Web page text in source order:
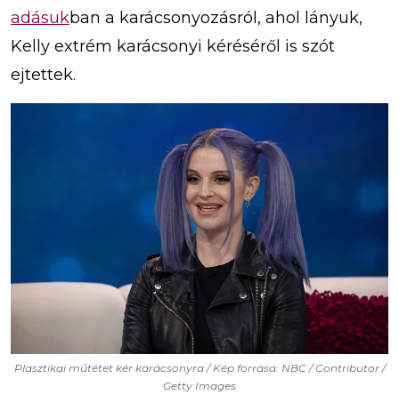
adásukban a karácsonyozásról, ahol lányuk,
Kelly extrém karácsonyi kéréséről is szót
ejtettek.
Plasztikai műtétet kér karácsonyra / Kép forrása: NBC / Contributor /
Getty Images